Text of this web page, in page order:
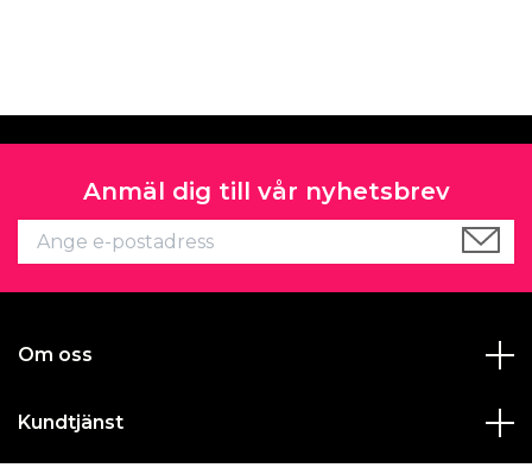
Anmäl dig till vår nyhetsbrev
Om oss
Kundtjänst